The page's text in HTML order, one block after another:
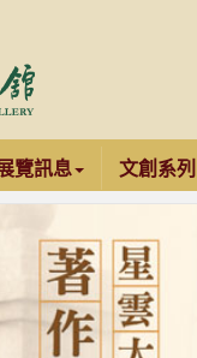
覽訊息 文創系列